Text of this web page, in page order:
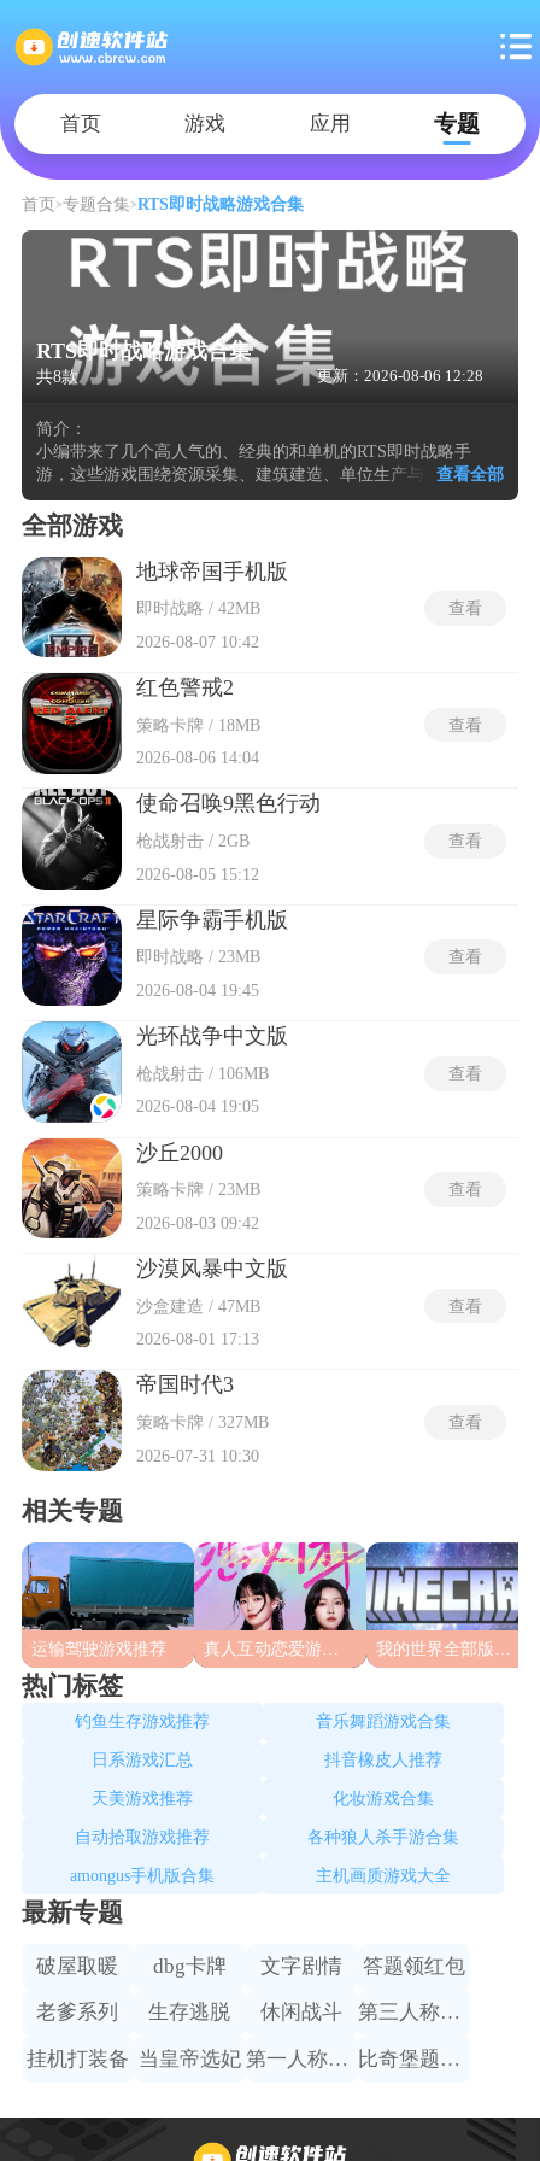
首页 游戏 应用 专题
首页 专题合集 RTS即时战略游戏合集
RTS即时战略游戏合集
共8款 更新：2026-08-06 12:28
简介：
小编带来了几个高人气的、经典的和单机的RTS即时战略手
游，这些游戏围绕资源采集、建筑建造、单位生产与实时战术
对抗展开。玩家在独立地图中控制多个作战单元，通常需要管
理金钱、矿石或能量等基础资源，通过建造不同功能的生产设
施来解锁军事单位。操作层面强调同时处理多线任务，包括扩
张基地、侦查敌方动向、调配兵力阵型以及微操单个单位的走
位与技能释放。游戏以摧毁对手全部建筑或占领特定目标为胜
利条件，过程中必须持续平衡经济投入与军力产出的比例。部
分高人气RTS即时战略游戏的科技树结构迫使玩家在单位升级
路径上做出取舍，而战争迷雾机制则制造了信息不对称的决策
空间。
查看全部
全部游戏
地球帝国手机版
即时战略 / 42MB
2026-08-07 10:42
查看
红色警戒2
策略卡牌 / 18MB
2026-08-06 14:04
查看
使命召唤9黑色行动
枪战射击 / 2GB
2026-08-05 15:12
查看
星际争霸手机版
即时战略 / 23MB
2026-08-04 19:45
查看
光环战争中文版
枪战射击 / 106MB
2026-08-04 19:05
查看
沙丘2000
策略卡牌 / 23MB
2026-08-03 09:42
查看
沙漠风暴中文版
沙盒建造 / 47MB
2026-08-01 17:13
查看
帝国时代3
策略卡牌 / 327MB
2026-07-31 10:30
查看
相关专题
运输驾驶游戏推荐
热门标签
钓鱼生存游戏推荐
音乐舞蹈游戏合集
日系游戏汇总
抖音橡皮人推荐
天美游戏推荐
化妆游戏合集
自动拾取游戏推荐
各种狼人杀手游合集
amongus手机版合集
主机画质游戏大全
最新专题
破屋取暖 dbg卡牌 文字剧情 答题领红包
老爹系列 生存逃脱 休闲战斗 第三人称赛车
挂机打装备 当皇帝选妃 第一人称射击 比奇堡题材手游